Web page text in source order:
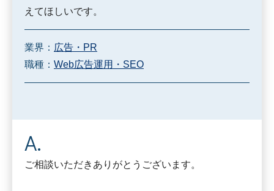
えてほしいです。
業界： 広告・PR
職種： Web広告運用・SEO
ご相談いただきありがとうございます。